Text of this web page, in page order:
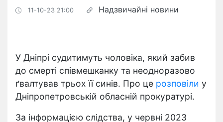
11-10-23 21:00 Надзвичайні новини
У Дніпрі судитимуть чоловіка, який забив
до смерті співмешканку та неодноразово
ґвалтував трьох її синів. Про це розповіли у
Дніпропетровській обласній прокуратурі.
За інформацією слідства, у червні 2023